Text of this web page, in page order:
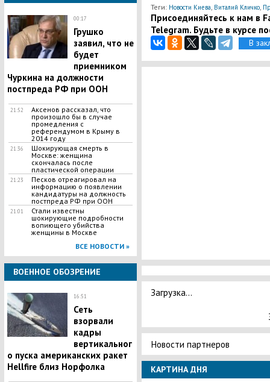
00:17
Грушко
заявил, что не
будет
приемником
Чуркина на должности
постпреда РФ при ООН
21:52
Аксенов рассказал, что
произошло бы в случае
промедления с
референдумом в Крыму в
2014 году
21:36
​Шокирующая смерть в
Москве: женщина
скончалась после
пластической операции
21:23
Песков отреагировал на
информацию о появлении
кандидатуры на должность
постпреда РФ при ООН
21:01
Стали известны
шокирующие подробности
вопиющего убийства
женщины в Москве
ВСЕ НОВОСТИ »
ВОЕННОЕ ОБОЗРЕНИЕ
16:51
Сеть
взорвали
кадры
вертикальног
о пуска американских ракет
Hellfire близ Норфолка
Теги: Новости Киева Виталий Кличко,
Присоединяйтесь к нам в
Telegram. Будьте в курсе
В
Загрузка...
Новости партнеров
КАРТИНА ДНЯ